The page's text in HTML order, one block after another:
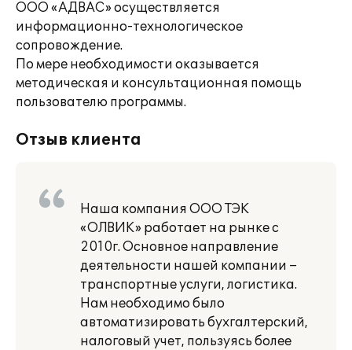
ООО «АДВАС» осуществляется
информационно-технологическое
сопровождение.
По мере необходимости оказывается
методическая и консультационная помощь
пользователю программы.
Отзыв клиента
Наша компания ООО ТЭК
«ОЛВИК» работает на рынке с
2010г. Основное направление
деятельности нашей компании –
транспортные услуги, логистика.
Нам необходимо было
автоматизировать бухгалтерский,
налоговый учет, пользуясь более